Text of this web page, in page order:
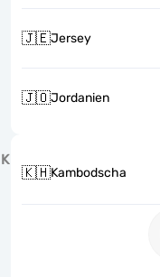
🇯🇪Jersey
🇯🇴Jordanien
K
🇰🇭Kambodscha